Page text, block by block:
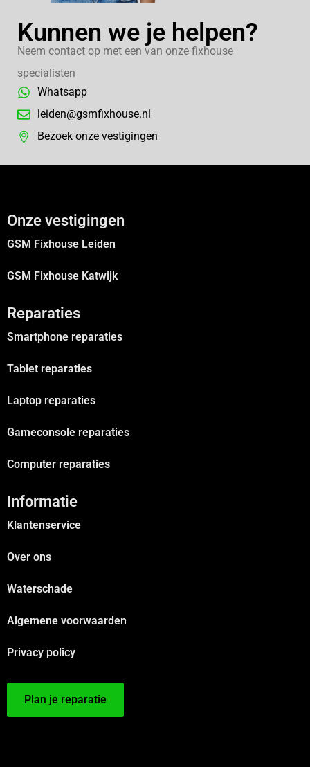
Kunnen we je helpen?
Neem contact op met een van onze fixhouse
specialisten
Whatsapp
leiden@gsmfixhouse.nl
Bezoek onze vestigingen
Onze vestigingen
GSM Fixhouse Leiden
GSM Fixhouse Katwijk
Reparaties
Smartphone reparaties
Tablet reparaties
Laptop reparaties
Gameconsole reparaties
Computer reparaties
Informatie
Klantenservice
Over ons
Waterschade
Algemene voorwaarden
Privacy policy
Plan je reparatie